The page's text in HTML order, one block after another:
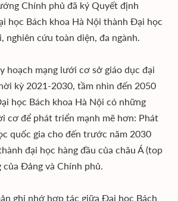
Chính phủ đã ký Quyết định
học Bách khoa Hà Nội thành Đại học
nghiên cứu toàn diện, đa ngành.
hoạch mạng lưới cơ sở giáo dục đại
kỳ 2021-2030, tầm nhìn đến 2050
học Bách khoa Hà Nội có những
cơ để phát triển mạnh mẽ hơn: Phát
quốc gia cho đến trước năm 2030
đại học hàng đầu của châu Á (top
của Đảng và Chính phủ.
ghi nhớ hợp tác giữa Đại học Bách